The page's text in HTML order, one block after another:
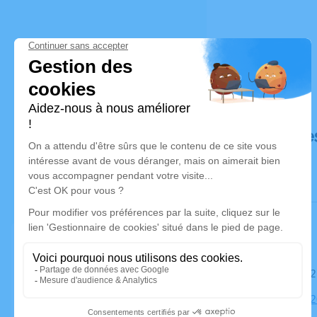
Déroulé
Le
Église,